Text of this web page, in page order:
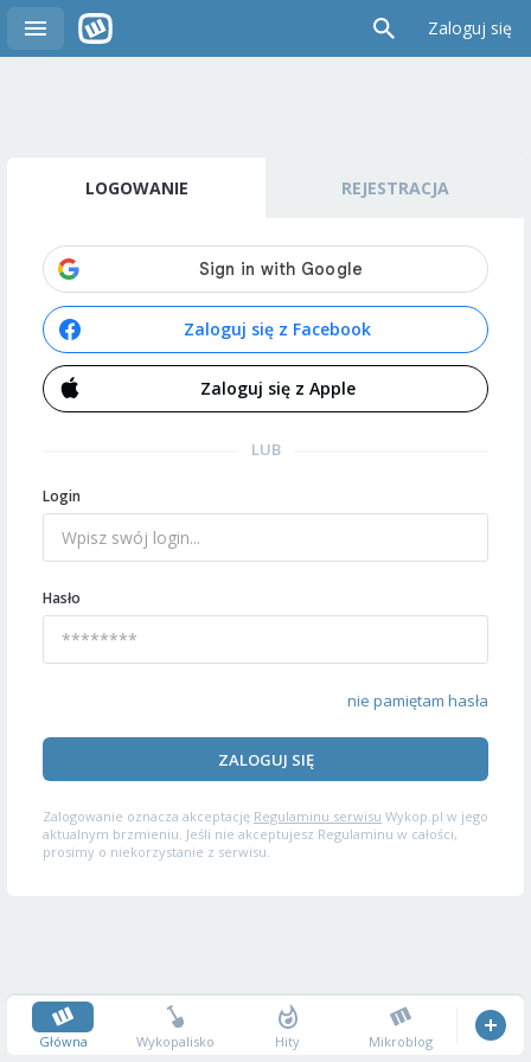
Zaloguj się
LOGOWANIE REJESTRACJA
Zaloguj się z Facebook
Zaloguj się z Apple
LUB
Login
Hasło
nie pamiętam hasła
ZALOGUJ SIĘ
Zalogowanie oznacza akceptację Regulaminu serwisu Wykop.pl w jego
aktualnym brzmieniu. Jeśli nie akceptujesz Regulaminu w całości,
prosimy o niekorzystanie z serwisu.
Główna Wykopalisko Hity Mikroblog